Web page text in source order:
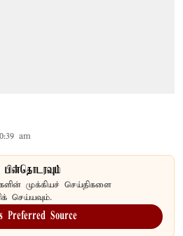
am
பின்தொடரவும்
முக்கியச் செய்திகளை
செய்யவும்.
Preferred Source